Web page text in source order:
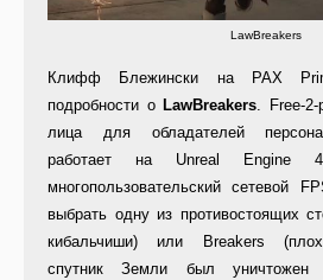
LawBreakers
Клифф Блежински на PAX
подробности о LawBreakers. Free-2-
лица для обладателей
работает на Unreal Engine
многопользовательский сетевой
выбрать одну из противостоящих
кибальчиши) или Breakers
спутник Земли был